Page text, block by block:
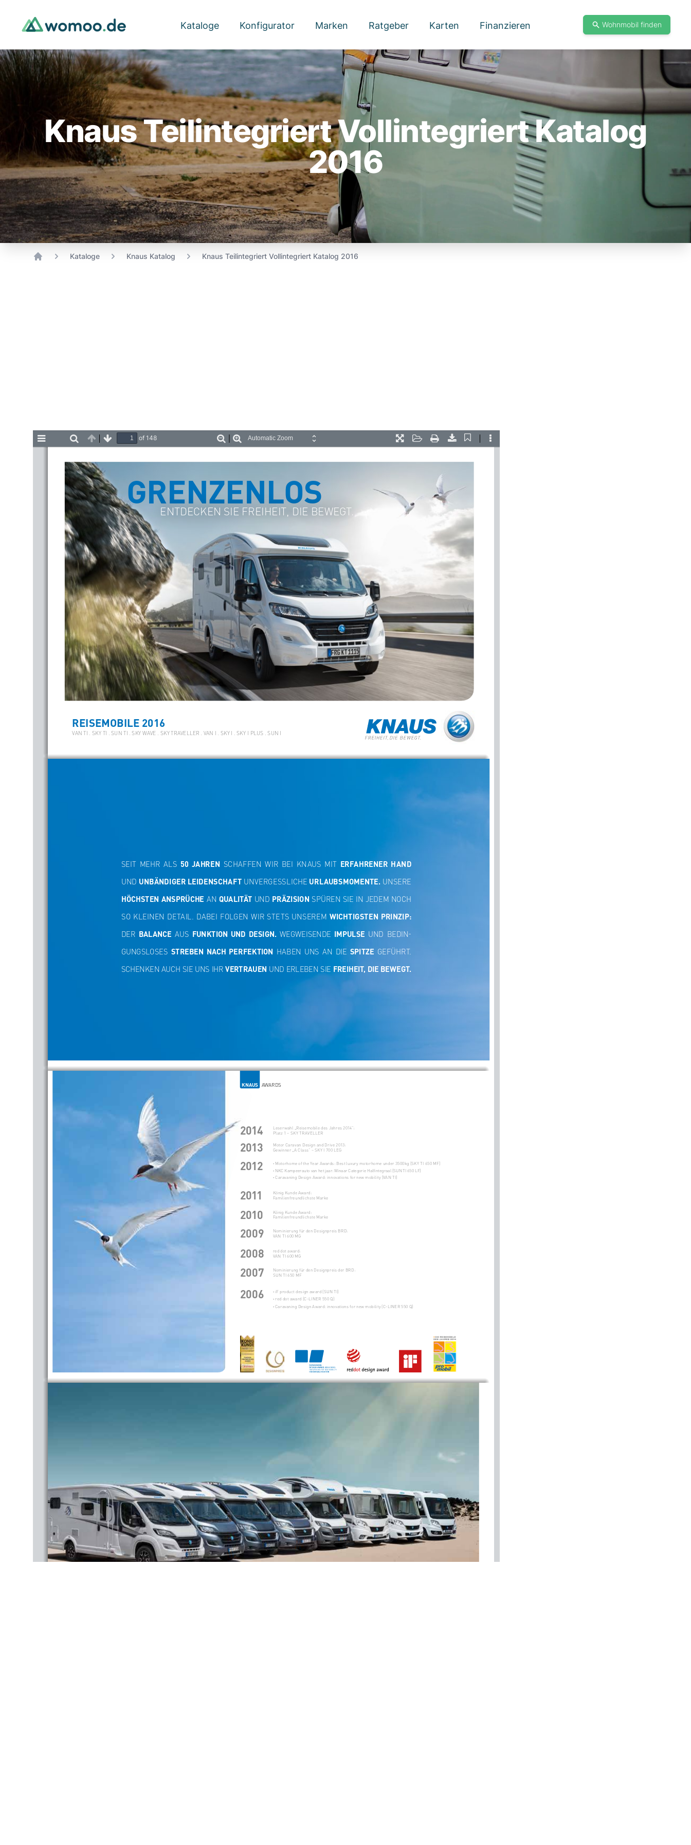
Kataloge Konfigurator Marken Ratgeber Karten Finanzieren Wohnmobil finden
Knaus Teilintegriert Vollintegriert Katalog
2016
Kataloge Knaus Katalog Knaus Teilintegriert Vollintegriert Katalog 2016
Find PreviousNext
of 148
DownloadCurrent
Zoom
REISEMOBILE 2016
VAN TI . SKY TI . SUN TI . SKY WAVE . SKY TRAVELLER . VAN I . SKY I . SKY I PLUS . SUN I
GRENZENLOS
ENTDECKEN SIE FREIHEIT, DIE BEWEGT.
SEIT  MEHR  ALS 50  JAHREN
  SCHAFFEN  WIR  BEI  KNAUS  MIT
ERFAHRENER  HAND
UND UNBÄNDIGER LEIDENSCHAFT UNVERGESSLICHE URLAUBSMOMENTE. UNSERE
HÖCHSTEN ANSPRÜCHE AN QUALITÄT UND PRÄZISION SPÜREN SIE IN JEDEM NOCH
SO  KLEINEN  DETAIL.  DABEI  FOLGEN  WIR  STETS  UNSEREM WICHTIGSTEN  PRINZIP:
DER BALANCE
  AUS
FUNKTION  UND  DESIGN.
  WEGWEISENDE
IMPULSE
  UND  BEDIN
-
GUNGSLOSES STREBEN  NACH  PERFEKTION
  HABEN  UNS  AN  DIE
SPITZE
  GEFÜHRT.
SCHENKEN AUCH SIE UNS IHR VERTRAUEN UND ERLEBEN SIE FREIHEIT, DIE BEWEGT.
Leserwahl „Reisemobile des Jahres 2014“:
Platz 1 – SKY TRAVELLER
2014
Motor Caravan Design and Drive 2013:
Gewinner „A Class“ – SKY I 700 LEG
2013
Motorhome of the Year Awards: Best luxury motorhome under 3500kg (SKY TI 650 MF)
NKC Kampeerauto van het jaar: Winaar Categorie Halfintegraal (SUN TI 650 LF)
Caravaning Design Award: innovations for new mobility (VAN TI)
2012
König Kunde Award:
Familienfreundlichste Marke
2 011
König Kunde Award:
Familienfreundlichste Marke
2010
Nominierung für den Designpreis BRD:
VAN TI 600 MG
2009
red dot award:
VAN TI 600 MG
2008
Nominierung für den Designpreis der BRD:
SUN TI 650 MF
2007
iF product design award (SUN TI)
red dot award (C-LINER 550 Q)
Caravaning Design Award: innovations for new mobility (C-LINER 550 Q)
2006
KNAUS AWARDS